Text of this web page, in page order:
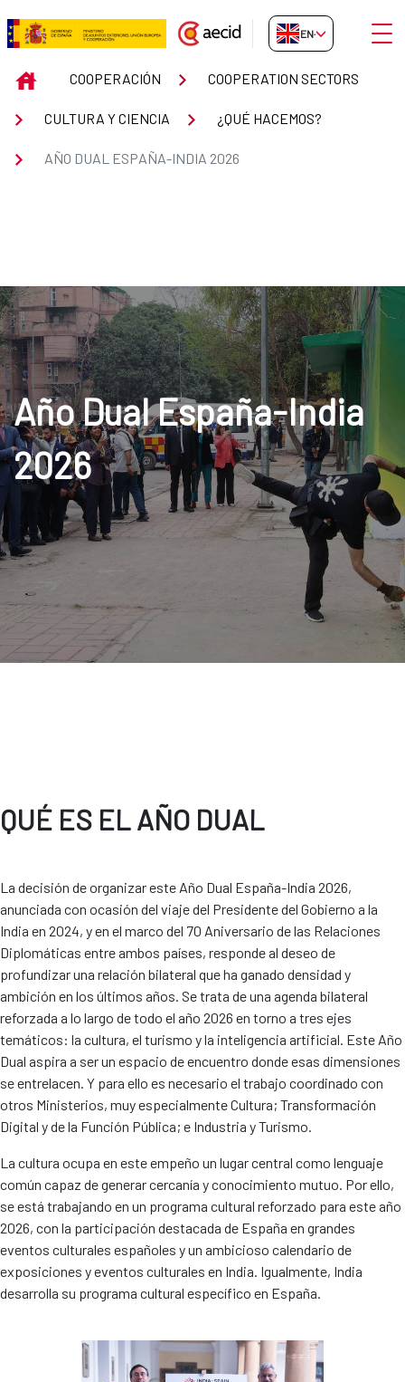
Skip to Main Content
Año Dual España-India 2026
EN-GB
INICIOCOOPERACIÓN COOPERATION SECTORS
CULTURA Y CIENCIA ¿QUÉ HACEMOS?
AÑO DUAL ESPAÑA-INDIA 2026
Año Dual España-India
2026
QUÉ ES EL AÑO DUAL
La decisión de organizar este Año Dual España-India 2026,
anunciada con ocasión del viaje del Presidente del Gobierno a la
India en 2024, y en el marco del 70 Aniversario de las Relaciones
Diplomáticas entre ambos países, responde al deseo de
profundizar una relación bilateral que ha ganado densidad y
ambición en los últimos años. Se trata de una agenda bilateral
reforzada a lo largo de todo el año 2026 en torno a tres ejes
temáticos: la cultura, el turismo y la inteligencia artificial. Este Año
Dual aspira a ser un espacio de encuentro donde esas dimensiones
se entrelacen. Y para ello es necesario el trabajo coordinado con
otros Ministerios, muy especialmente Cultura; Transformación
Digital y de la Función Pública; e Industria y Turismo.
La cultura ocupa en este empeño un lugar central como lenguaje
común capaz de generar cercanía y conocimiento mutuo. Por ello,
se está trabajando en un programa cultural reforzado para este año
2026, con la participación destacada de España en grandes
eventos culturales españoles y un ambicioso calendario de
exposiciones y eventos culturales en India. Igualmente, India
desarrolla su programa cultural específico en España.